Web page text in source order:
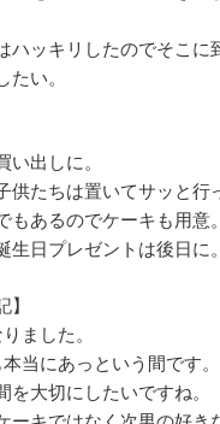
ハッキリしたのでそこに
たい。
い出しに。
供たちは置いてサッと行
もあるのでケーキも用意。
生日プレゼントは後日に
】
ました。
当にあっという間です。
を大切にしたいですね。